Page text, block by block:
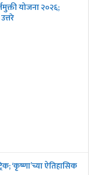
योजना २०२६;
‘कृष्णा’च्या ऐतिहासिक